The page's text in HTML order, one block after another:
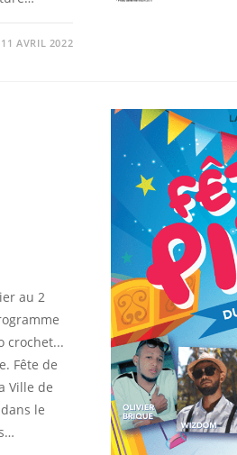
11 AVRIL 2022
au 2
crochet...
Fête de
Ville de
le